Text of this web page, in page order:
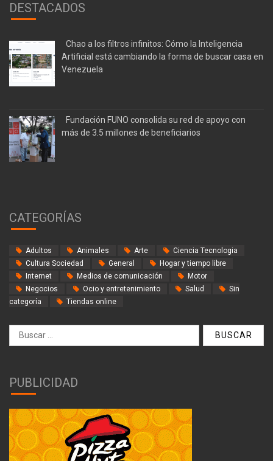
DESTACADOS
Chao a los filtros infinitos: Cómo la Inteligencia
Artificial está cambiando la forma de buscar casa en
Venezuela
Fundación FUNO consolida su red de apoyo con
más de 3.5 millones de beneficiarios
CATEGORÍAS
Adultos Animales Arte
Ciencia Tecnologia
Cultura Sociedad
General
Hogar y tiempo libre
Internet
Medios de comunicación
Motor
Negocios
Ocio y entretenimiento Salud
Sin
categoría
Tiendas online
Buscar:
PUBLICIDAD